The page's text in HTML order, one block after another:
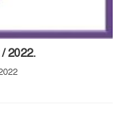
/ 2022.